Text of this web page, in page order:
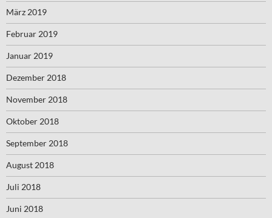
März 2019
Februar 2019
Januar 2019
Dezember 2018
November 2018
Oktober 2018
September 2018
August 2018
Juli 2018
Juni 2018